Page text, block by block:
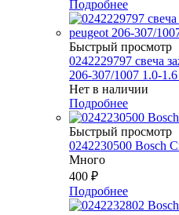
Подробнее
Быстрый просмотр
0242229797 свеча
206-307/1007 1.0-
Нет в наличии
Подробнее
Быстрый просмотр
0242230500 Bosch
Много
400 ₽
Подробнее